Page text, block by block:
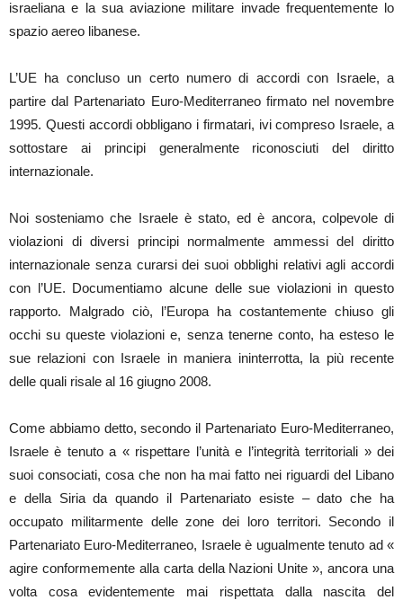
israeliana e la sua aviazione militare invade frequentemente lo
spazio aereo libanese.
L’UE ha concluso un certo numero di accordi con Israele, a
partire dal Partenariato Euro-Mediterraneo firmato nel novembre
1995. Questi accordi obbligano i firmatari, ivi compreso Israele, a
sottostare ai principi generalmente riconosciuti del diritto
internazionale.
Noi sosteniamo che Israele è stato, ed è ancora, colpevole di
violazioni di diversi principi normalmente ammessi del diritto
internazionale senza curarsi dei suoi obblighi relativi agli accordi
con l’UE. Documentiamo alcune delle sue violazioni in questo
rapporto. Malgrado ciò, l’Europa ha costantemente chiuso gli
occhi su queste violazioni e, senza tenerne conto, ha esteso le
sue relazioni con Israele in maniera ininterrotta, la più recente
delle quali risale al 16 giugno 2008.
Come abbiamo detto, secondo il Partenariato Euro-Mediterraneo,
Israele è tenuto a « rispettare l’unità e l’integrità territoriali » dei
suoi consociati, cosa che non ha mai fatto nei riguardi del Libano
e della Siria da quando il Partenariato esiste – dato che ha
occupato militarmente delle zone dei loro territori. Secondo il
Partenariato Euro-Mediterraneo, Israele è ugualmente tenuto ad «
agire conformemente alla carta della Nazioni Unite », ancora una
volta cosa evidentemente mai rispettata dalla nascita del